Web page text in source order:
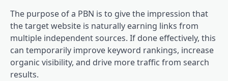
The purpose of a PBN is to give the impression that
the target website is naturally earning links from
multiple independent sources. If done effectively, this
can temporarily improve keyword rankings, increase
organic visibility, and drive more traffic from search
results.